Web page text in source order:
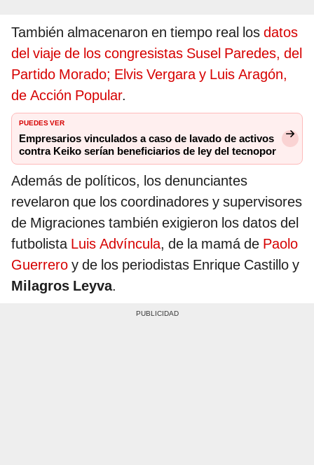
También almacenaron en tiempo real los datos
del viaje de los congresistas Susel Paredes, del
Partido Morado; Elvis Vergara y Luis Aragón,
de Acción Popular.
PUEDES VER
Empresarios vinculados a caso de lavado de activos
contra Keiko serían beneficiarios de ley del tecnopor
Además de políticos, los denunciantes
revelaron que los coordinadores y supervisores
de Migraciones también exigieron los datos del
futbolista Luis Advíncula, de la mamá de Paolo
Guerrero y de los periodistas Enrique Castillo y
Milagros Leyva.